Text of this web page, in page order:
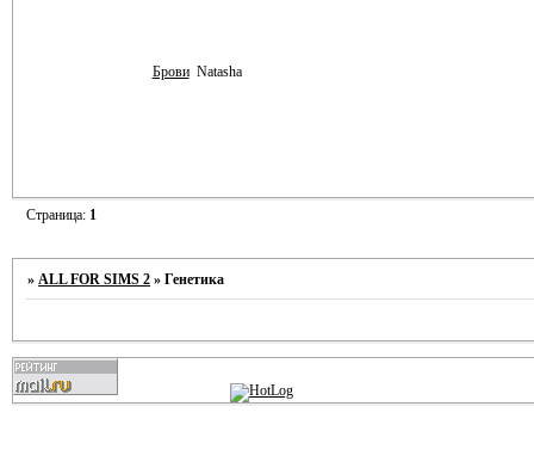
Брови Natasha
Страница: 1
»ALL FOR SIMS 2 »Генетика